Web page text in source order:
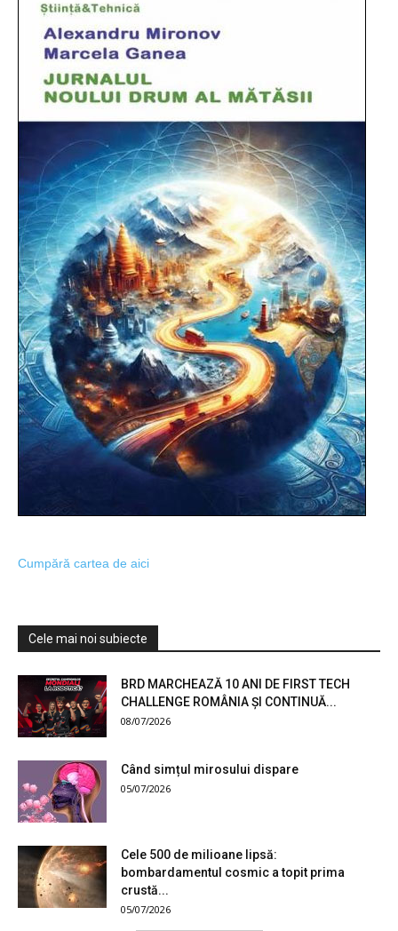
Cumpără cartea de aici
Cele mai noi subiecte
BRD MARCHEAZĂ 10 ANI DE FIRST TECH
CHALLENGE ROMÂNIA ȘI CONTINUĂ...
08/07/2026
Când simțul mirosului dispare
05/07/2026
Cele 500 de milioane lipsă:
bombardamentul cosmic a topit prima
crustă...
05/07/2026